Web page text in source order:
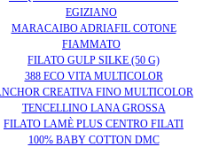
EGIZIANO
MARACAIBO ADRIAFIL COTONE
FIAMMATO
FILATO GULP SILKE (50 G)
388 ECO VITA MULTICOLOR
CREATIVA FINO MULTICOLOR
TENCELLINO LANA GROSSA
FILATO LAMÈ PLUS CENTRO FILATI
100% BABY COTTON DMC